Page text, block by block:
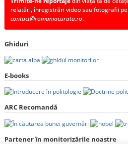
relatări, înregistrări video sau fotografii
contact@romaniacurata.ro.
Ghiduri
E-books
ARC Recomandă
Partener în monitorizările noastre